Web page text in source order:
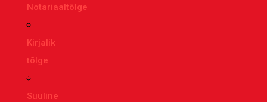
Notariaaltõlge
Kirjalik
tõlge
Suuline